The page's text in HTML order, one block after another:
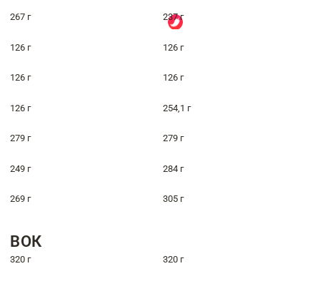
267 г 237 г
126 г 126 г
126 г 126 г
126 г 254,1 г
279 г 279 г
249 г 284 г
269 г 305 г
ВОК
320 г 320 г